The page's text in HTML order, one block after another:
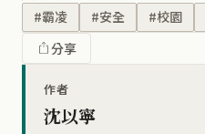
#霸凌 #安全 #校園
分享
作者
沈以寧